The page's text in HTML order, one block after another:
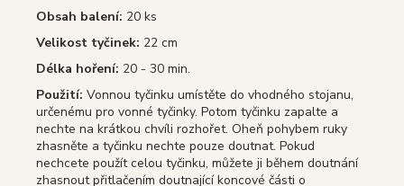
Obsah balení: 20 ks
Velikost tyčinek: 22 cm
Délka hoření: 20 - 30 min.
Použití: Vonnou tyčinku umístěte do vhodného stojanu,
určenému pro vonné tyčinky. Potom tyčinku zapalte a
nechte na krátkou chvíli rozhořet. Oheň pohybem ruky
zhasněte a tyčinku nechte pouze doutnat. Pokud
nechcete použít celou tyčinku, můžete ji během doutnání
zhasnout přitlačením doutnající koncové části o